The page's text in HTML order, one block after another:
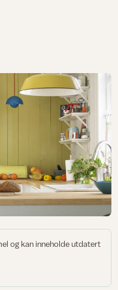
og kan inneholde utdatert